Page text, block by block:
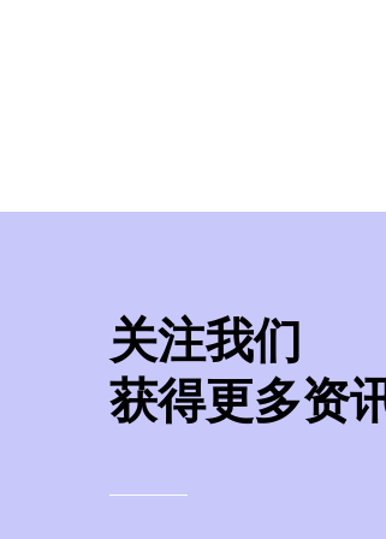
​关注我们
获得更多资